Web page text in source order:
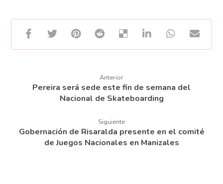
Anterior
Pereira será sede este fin de semana del
Nacional de Skateboarding
Siguiente
Gobernación de Risaralda presente en el comité
de Juegos Nacionales en Manizales